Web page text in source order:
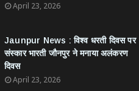
April 23, 2026
Jaunpur News : विश्व धरती दिवस पर
संस्कार भारती जौनपुर ने मनाया अलंकरण
दिवस
April 23, 2026